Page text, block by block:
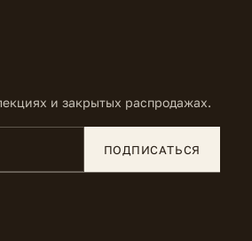
и закрытых распродажах.
ПОДПИСАТЬСЯ